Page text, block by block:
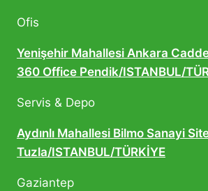
Ofis
Yenişehir Mahallesi Ankara
360 Office Pendik/ISTANBUL/
Servis & Depo
Aydınlı Mahallesi Bilmo Sanayi
Tuzla/ISTANBUL/TÜRKİYE
Gaziantep